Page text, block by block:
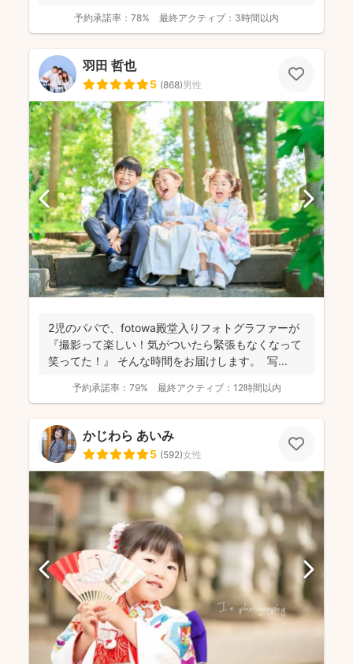
予約承諾率： 78% 最終アクティブ： 3時間以内
羽田 哲也
5 (868)男性
2児のパパで、fotowa殿堂入りフォトグラファーが
『撮影って楽しい！気がついたら緊張もなくなって
笑ってた！』 そんな時間をお届けします。 写...
予約承諾率： 79% 最終アクティブ： 12時間以内
かじわら あいみ
5 (592)女性